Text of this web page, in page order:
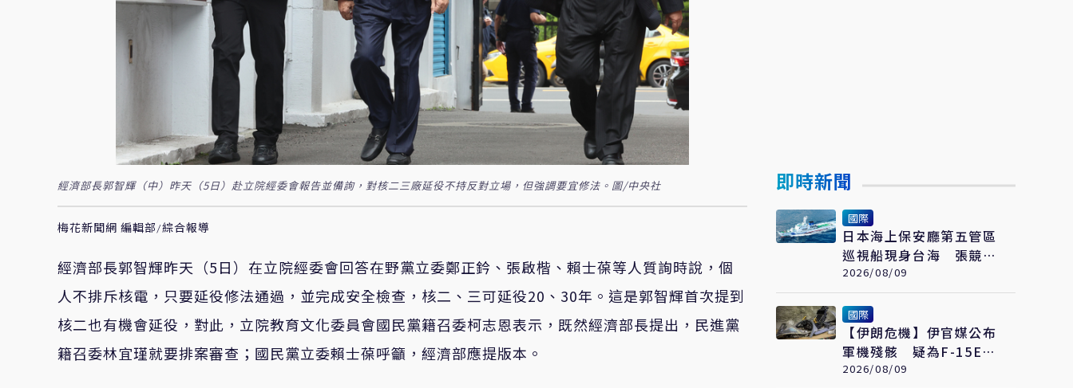
經濟部長郭智輝（中）昨天（5日）赴立院經委會報告並備詢，對核二三廠延役不持反對立場，但強調要宜修法。圖/中央社
梅花新聞網 編輯部/綜合報導
經濟部長郭智輝昨天（5日）在立院經委會回答在野黨立委鄭正鈐、張啟楷、賴士葆等人質詢時說，個
人不排斥核電，只要延役修法通過，並完成安全檢查，核二、三可延役20、30年。這是郭智輝首次提到
核二也有機會延役，對此，立院教育文化委員會國民黨籍召委柯志恩表示，既然經濟部長提出，民進黨
籍召委林宜瑾就要排案審查；國民黨立委賴士葆呼籲，經濟部應提版本。
即時新聞
國際
日本海上保安廳第五管區
巡視船現身台海 張競示
警：避颱風也要關注航行
動向
2026/08/09
國際
【伊朗危機】伊官媒公布
軍機殘骸 疑為F-15E
美尚未證實遭擊落
2026/08/09